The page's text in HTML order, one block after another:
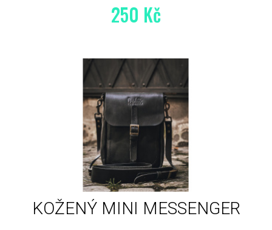
250 Kč
KOŽENÝ MINI MESSENGER